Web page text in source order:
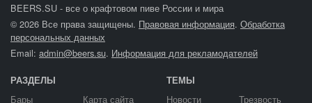
BEERS.SU - все о крафтовом пиве России и мира
© 2026 Все права защищены. Правовая информация. Обработка
персональных данных
Email: admin@beers.su. Информация для рекламодателей
РАЗДЕЛЫ
Бары Карта сайта
ТЕМЫ
Новости Трезвость